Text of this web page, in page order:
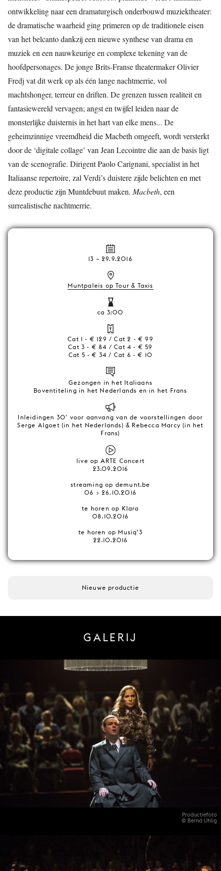
ontwikkeling naar een dramaturgisch onderbouwd muziektheater:
de dramatische waarheid ging primeren op de traditionele eisen
van het belcanto dankzij een nieuwe synthese van drama en
muziek en een nauwkeurige en complexe tekening van de
hoofdpersonages. De jonge Brits-Franse theatermaker Olivier
Fredj vat dit werk op als één lange nachtmerrie, vol
machtshonger, terreur en driften. De grenzen tussen realiteit en
fantasiewereld vervagen; angst en twijfel leiden naar de
monsterlijke duisternis in het hart van elke mens... De
geheimzinnige vreemdheid die Macbeth omgeeft, wordt versterkt
door de ‘digitale collage’ van Jean Lecointre die aan de basis ligt
van de scenografie. Dirigent Paolo Carignani, specialist in het
Italiaanse repertoire, zal Verdi’s duistere zijde belichten en met
deze productie zijn Muntdebuut maken. Macbeth, een
surrealistische nachtmerrie.
13 –29.9.2016
Muntpaleis op Tour & Taxis
ca 3:00
Cat 1 - € 129 / Cat 2 - € 99
Cat 3 - € 84 / Cat 4 - € 59
Cat 5 - € 34 / Cat 6 - € 10
Gezongen in het Italiaans
Boventiteling in het Nederlands en in het Frans
Inleidingen 30' voor aanvang van de voorstellingen door
Serge Algoet (in het Nederlands) & Rebecca Marcy (in het
Frans)
live op ARTE Concert
23.09.2016
streaming op demunt.be
06 > 26.10.2016
te horen op Klara
08.10.2016
te horen op Musiq’3
22.10.2016
Nieuwe productie
GALERIJ
Productiefoto
© Bernd Uhlig